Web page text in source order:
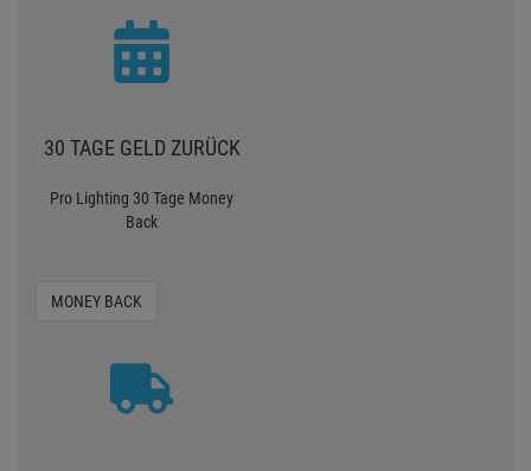
30 TAGE GELD ZURÜCK
Pro Lighting 30 Tage Money
Back
MONEY BACK